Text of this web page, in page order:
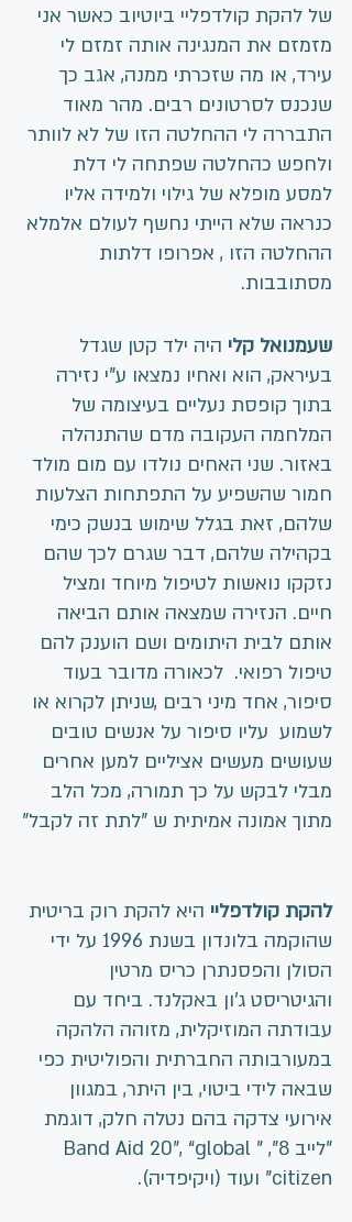
של להקת קולדפליי ביוטיוב כאשר אני
מזמזם את המנגינה אותה זמזם לי
עירד, או מה שזכרתי ממנה, אגב כך
שנכנס לסרטונים רבים. מהר מאוד
התבררה לי ההחלטה הזו של לא לוותר
ולחפש כהחלטה שפתחה לי דלת
למסע מופלא של גילוי ולמידה אליו
כנראה שלא הייתי נחשף לעולם אלמלא
ההחלטה הזו , אפרופו דלתות
מסתובבות.
שעמנואל קלי היה ילד קטן שגדל
בעיראק, הוא ואחיו נמצאו ע"י נזירה
בתוך קופסת נעליים בעיצומה של
המלחמה העקובה מדם שהתנהלה
באזור. שני האחים נולדו עם מום מולד
חמור שהשפיע על התפתחות הצלעות
שלהם, זאת בגלל שימוש בנשק כימי
בקהילה שלהם, דבר שגרם לכך שהם
נזקקו נואשות לטיפול מיוחד ומציל
חיים. הנזירה שמצאה אותם הביאה
אותם לבית היתומים ושם הוענק להם
טיפול רפואי.  לכאורה מדובר בעוד
סיפור, אחד מיני רבים ,שניתן לקרוא או
לשמוע  עליו סיפור על אנשים טובים
שעושים מעשים אציליים למען אחרים
מבלי לבקש על כך תמורה, מכל הלב
מתוך אמונה אמיתית ש "לתת זה לקבל"
להקת קולדפליי היא להקת רוק בריטית
שהוקמה בלונדון בשנת 1996 על ידי
הסולן והפסנתרן כריס מרטין
והגיטריסט ג'ון באקלנד. ביחד עם
עבודתה המוזיקלית, מזוהה הלהקה
במעורבותה החברתית והפוליטית כפי
שבאה לידי ביטוי, בין היתר, במגוון
אירועי צדקה בהם נטלה חלק, דוגמת
"לייב 8", "Band Aid 20", “global
citizen” ועוד (ויקיפדיה).